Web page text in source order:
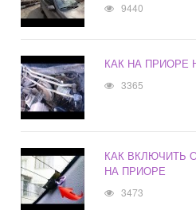
9440
КАК НА ПРИОРЕ
3365
КАК ВКЛЮЧИТЬ
НА ПРИОРЕ
3473